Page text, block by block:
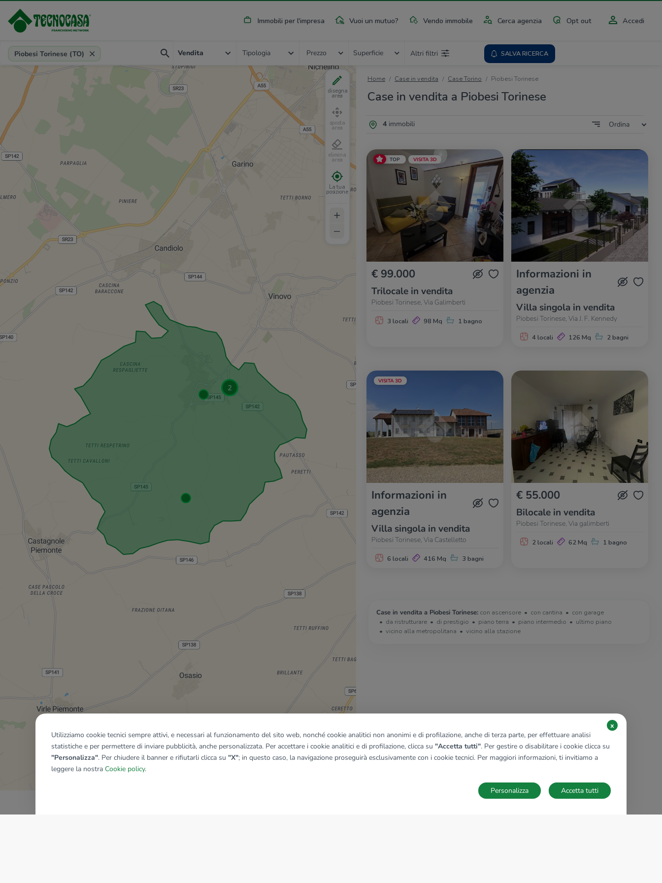
Immobili per l'impresa Vuoi un mutuo? Vendo immobile Cerca agenzia Opt out Accedi
Provincia, comune, zona, riferimento
Piobesi Torinese (TO) Vendita Tipologia Prezzo Superficie Altri filtri SALVA RICERCA
Home Case in vendita Case Torino Piobesi Torinese
Case in vendita a Piobesi Torinese
4immobili Ordina
TOP VISITA 3D
€ 99.000
Trilocale in vendita
Piobesi Torinese, Via Galimberti
3 locali 98 Mq 1 bagno
Informazioni in
agenzia
Villa singola in vendita
Piobesi Torinese, Via J. F. Kennedy
4 locali 126 Mq 2 bagni
VISITA 3D
Informazioni in
agenzia
Villa singola in vendita
Piobesi Torinese, Via Castelletto
6 locali 416 Mq 3 bagni
€ 55.000
Bilocale in vendita
Piobesi Torinese, Via galimberti
2 locali 62 Mq 1 bagno
Case in vendita a Piobesi Torinese: con ascensore con cantina
con garage
da ristrutturare
di prestigio piano terra piano intermedio
ultimo piano
vicino alla metropolitana
vicino alla stazione
disegna
area
sposta
area
elimina
area
La tua
posizione
+
–
Mostra tutti gli immobili del riquadro
Utilizziamo cookie tecnici sempre attivi, e necessari al funzionamento del sito web, nonché cookie analitici non anonimi e di profilazione, anche di terza parte, per effettuare analisi
statistiche e per permettere di inviare pubblicità, anche personalizzata. Per accettare i cookie analitici e di profilazione, clicca su "Accetta tutti". Per gestire o disabilitare i cookie clicca su
"Personalizza". Per chiudere il banner e rifiutarli clicca su "X"; in questo caso, la navigazione proseguirà esclusivamente con i cookie tecnici. Per maggiori informazioni, ti invitiamo a
leggere la nostra Cookie policy.
x
Accetta tutti
Personalizza